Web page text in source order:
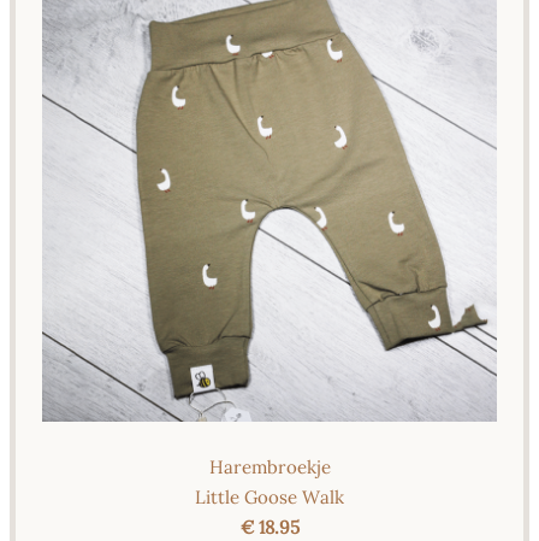
Harembroekje
Little Goose Walk
€ 18.95